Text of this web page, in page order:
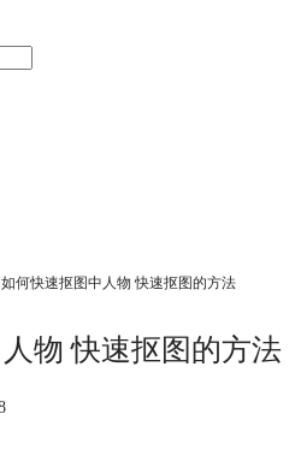
何快速抠图中人物 快速抠图的方法
物 快速抠图的方法